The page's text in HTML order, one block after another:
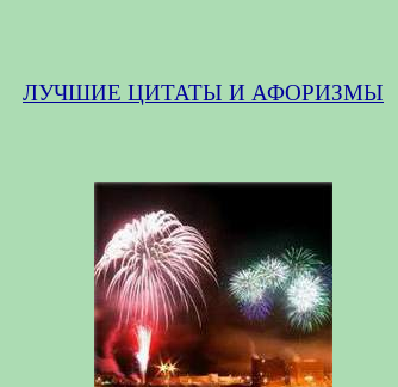
ЛУЧШИЕ ЦИТАТЫ И АФОРИЗМЫ